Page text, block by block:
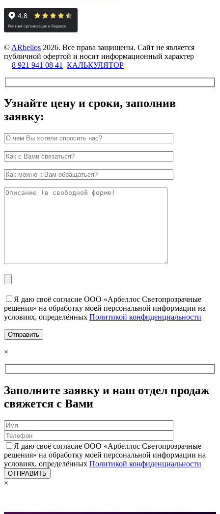
© ARbellos 2026. Все права защищены. Сайт не является
публичной офертой и носит информационный характер
8 921 941 08 41
КАЛЬКУЛЯТОР
Узнайте цену и сроки, заполнив
заявку:
Я даю своё согласие ООО «Арбеллос Светопрозрачные
решения» на обработку моей персональной информации на
условиях, определённых Политикой конфиденциальности
×
Заполните заявку и наш отдел продаж
свяжется с Вами
Я даю своё согласие ООО «Арбеллос Светопрозрачные
решения» на обработку моей персональной информации на
условиях, определённых Политикой конфиденциальности
×